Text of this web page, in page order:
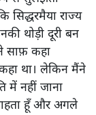
सिद्धरमैया राज्य
थोड़ी दूरी बन
साफ़ कहा
था। लेकिन मैंने
में नहीं जाना
हूँ और अगले